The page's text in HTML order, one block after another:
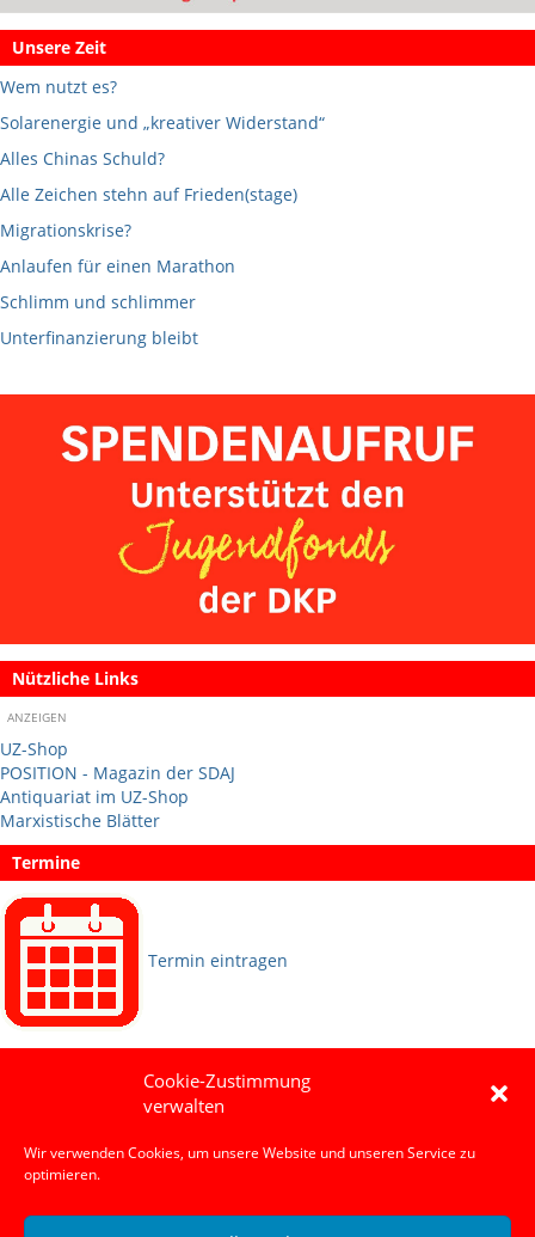
Cookie-Zustimmung
verwalten
Wir verwenden Cookies, um unsere Website und unseren Service zu
optimieren.
Unsere Zeit
Wem nutzt es?
Solarenergie und „kreativer Widerstand“
Alles Chinas Schuld?
Alle Zeichen stehn auf Frieden(stage)
Migrationskrise?
Anlaufen für einen Marathon
Schlimm und schlimmer
Unterfinanzierung bleibt
Nützliche Links
ANZEIGEN
UZ-Shop
POSITION - Magazin der SDAJ
Antiquariat im UZ-Shop
Marxistische Blätter
Termine
Termin eintragen